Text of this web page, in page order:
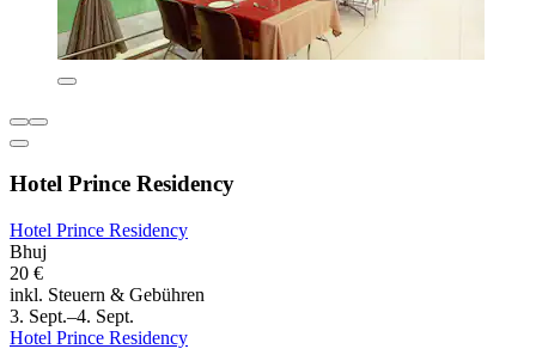
Hotel Prince Residency
Hotel Prince Residency
Bhuj
20 €
inkl. Steuern & Gebühren
3. Sept.–4. Sept.
Hotel Prince Residency